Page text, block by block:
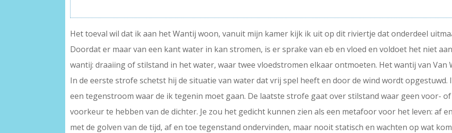
Het toeval wil dat ik aan het Wantij woon, vanuit mijn kamer kijk ik uit op dit riviertje dat onderdeel
Doordat er maar van een kant water in kan stromen, is er sprake van eb en vloed en voldoet het niet
wantij: draaiing of stilstand in het water, waar twee vloedstromen elkaar ontmoeten. Het wantij van Van
In de eerste strofe schetst hij de situatie van water dat vrij spel heeft en door de wind wordt opgestuwd.
een tegenstroom waar de ik tegenin moet gaan. De laatste strofe gaat over stilstand waar geen voor-
voorkeur te hebben van de dichter. Je zou het gedicht kunnen zien als een metafoor voor het leven: af
met de golven van de tijd, af en toe tegenstand ondervinden, maar nooit statisch en wachten op wat